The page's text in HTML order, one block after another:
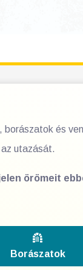
borászatok és
utazását.
örömeit
Borászatok